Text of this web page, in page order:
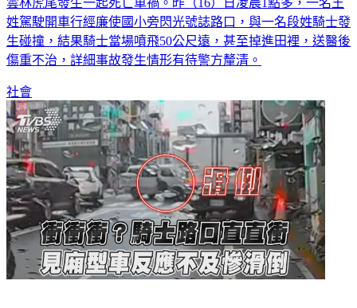
姓駕駛開車行經廉使國小旁閃光號誌路口，與一名段姓騎士發
生碰撞，結果騎士當場噴飛50公尺遠，甚至掉進田裡，送醫後
傷重不治，詳細事故發生情形有待警方釐清。
社會